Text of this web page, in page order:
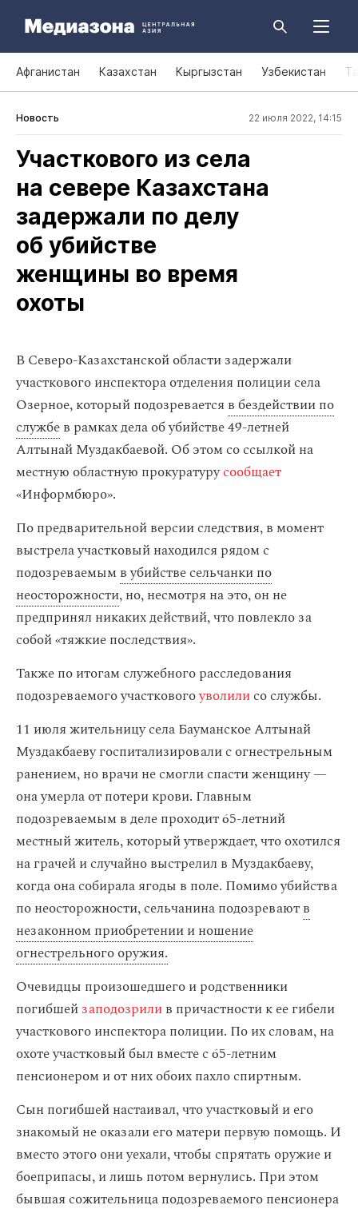
Афганистан Казахстан Кыргызстан Узбекистан
Новость 22 июля 2022, 14:15
Участкового из села
на севере Казахстана
задержали по делу
об убийстве
женщины во время
охоты
В Северо-Казахстанской области задержали
участкового инспектора отделения полиции села
Озерное, который подозревается в бездействии по
службев рамках дела об убийстве 49-летней
Алтынай Муздакбаевой. Об этом со ссылкой на
местную областную прокуратурусообщает
«Информбюро».
По предварительной версии следствия, в момент
выстрела участковый находился рядом с
подозреваемым в убийстве сельчанки по
неосторожности, но, несмотря на это, он не
предпринял никаких действий, что повлекло за
собой «тяжкие последствия».
Также по итогам служебного расследования
подозреваемого участковогоуволилисо службы.
11 июля жительницу села Бауманское Алтынай
Муздакбаеву госпитализировали с огнестрельным
ранением, но врачи не смогли спасти женщину —
она умерла от потери крови. Главным
подозреваемым в деле проходит 65-летний
местный житель, который утверждает, что охотился
на грачей и случайно выстрелил в Муздакбаеву,
когда она собирала ягоды в поле. Помимо убийства
по неосторожности, сельчанина подозреваютв
незаконном приобретении и ношение
огнестрельного оружия.
Очевидцы произошедшего и родственники
погибшейзаподозрилив причастности к ее гибели
участкового инспектора полиции. По их словам, на
охоте участковый был вместе с 65-летним
пенсионером и от них обоих пахло спиртным.
Сын погибшей настаивал, что участковый и его
знакомый не оказали его матери первую помощь. И
вместо этого они уехали, чтобы спрятать оружие и
боеприпасы, и лишь потом вернулись. При этом
бывшая сожительница подозреваемого пенсионера